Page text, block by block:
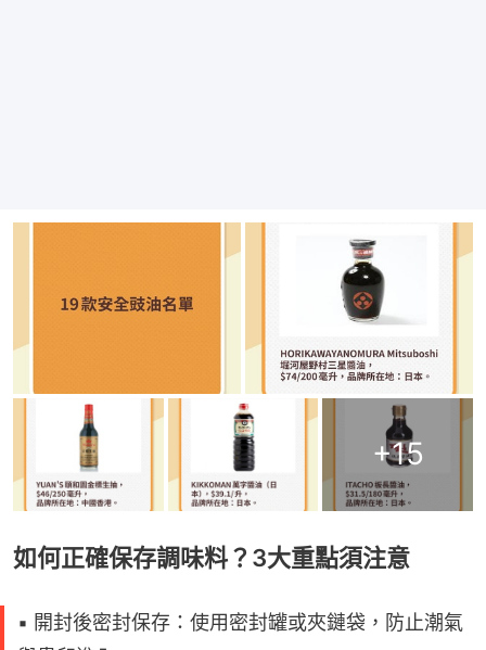
+15
如何正確保存調味料？3大重點須注意
▪️ 開封後密封保存：使用密封罐或夾鏈袋，防止潮氣